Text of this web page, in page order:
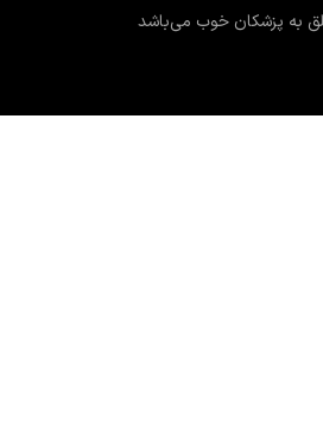
به پزشکان خوب می‌باشد